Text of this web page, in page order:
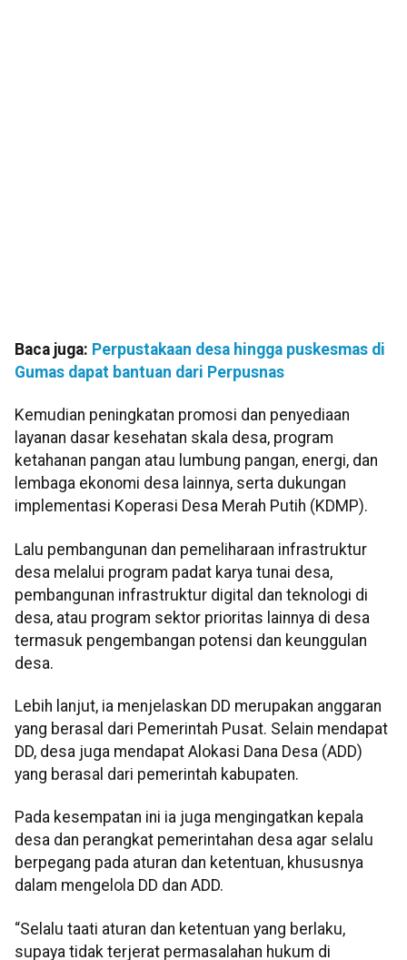
Baca juga: Perpustakaan desa hingga puskesmas di
Gumas dapat bantuan dari Perpusnas
Kemudian peningkatan promosi dan penyediaan
layanan dasar kesehatan skala desa, program
ketahanan pangan atau lumbung pangan, energi, dan
lembaga ekonomi desa lainnya, serta dukungan
implementasi Koperasi Desa Merah Putih (KDMP).
Lalu pembangunan dan pemeliharaan infrastruktur
desa melalui program padat karya tunai desa,
pembangunan infrastruktur digital dan teknologi di
desa, atau program sektor prioritas lainnya di desa
termasuk pengembangan potensi dan keunggulan
desa.
Lebih lanjut, ia menjelaskan DD merupakan anggaran
yang berasal dari Pemerintah Pusat. Selain mendapat
DD, desa juga mendapat Alokasi Dana Desa (ADD)
yang berasal dari pemerintah kabupaten.
Pada kesempatan ini ia juga mengingatkan kepala
desa dan perangkat pemerintahan desa agar selalu
berpegang pada aturan dan ketentuan, khususnya
dalam mengelola DD dan ADD.
“Selalu taati aturan dan ketentuan yang berlaku,
supaya tidak terjerat permasalahan hukum di